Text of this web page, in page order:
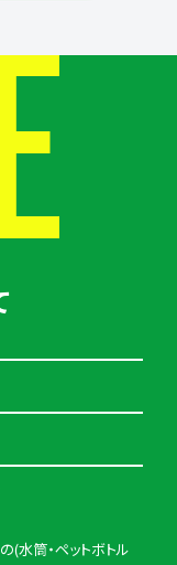
(水筒・ペットボトル